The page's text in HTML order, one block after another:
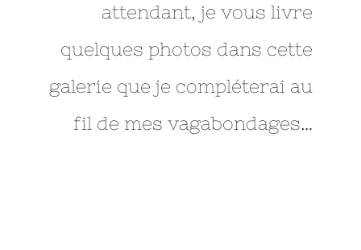
attendant, je vous livre
quelques photos dans cette
galerie que je compléterai au
fil de mes vagabondages…